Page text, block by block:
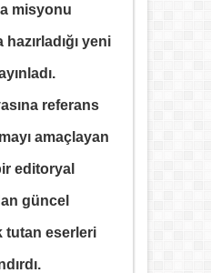
misyonu
yeni
referans
amaçlayan
editoryal
güncel
tutan eserleri